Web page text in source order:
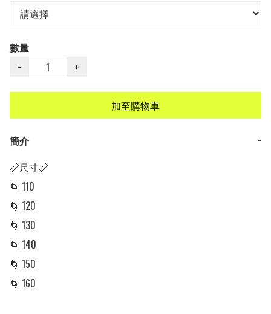
數量
−
+
加至購物車
簡介
−
📏尺寸📏
🌀 110
🌀 120
🌀 130
🌀 140
🌀 150
🌀 160